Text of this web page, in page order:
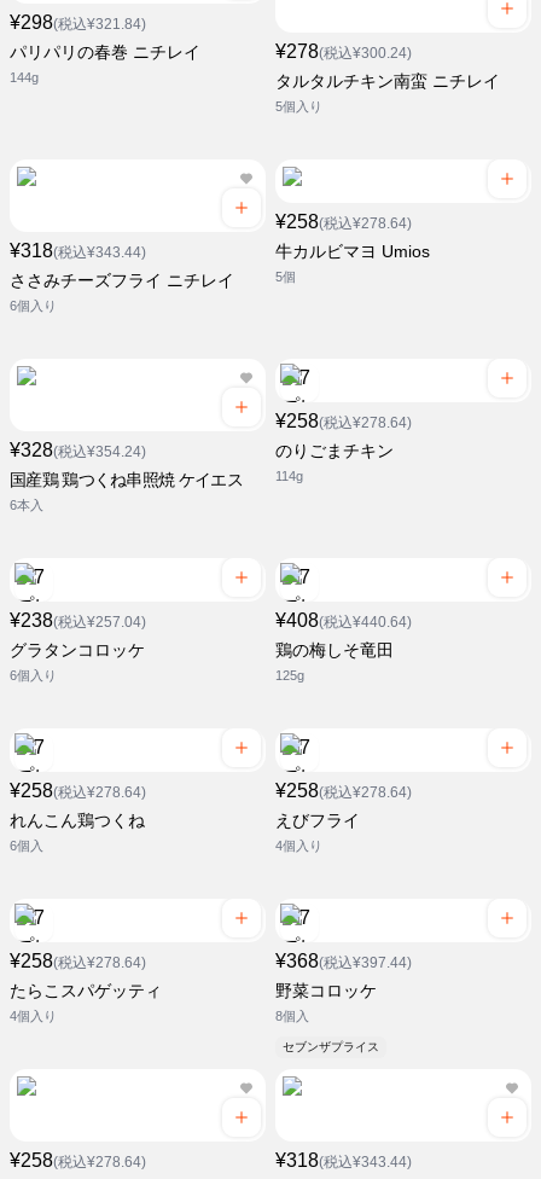
¥298(税込¥321.84)
パリパリの春巻 ニチレイ
144g
¥278(税込¥300.24)
タルタルチキン南蛮 ニチレイ
5個入り
¥318(税込¥343.44)
ささみチーズフライ ニチレイ
6個入り
¥258(税込¥278.64)
牛カルビマヨ Umios
5個
¥328(税込¥354.24)
国産鶏 鶏つくね串照焼 ケイエス
6本入
¥258(税込¥278.64)
のりごまチキン
114g
¥238(税込¥257.04)
グラタンコロッケ
6個入り
¥408(税込¥440.64)
鶏の梅しそ竜田
125g
¥258(税込¥278.64)
れんこん鶏つくね
6個入
¥258(税込¥278.64)
えびフライ
4個入り
¥258(税込¥278.64)
たらこスパゲッティ
4個入り
¥368(税込¥397.44)
野菜コロッケ
8個入
セブンザプライス
¥258(税込¥278.64) ¥318(税込¥343.44)